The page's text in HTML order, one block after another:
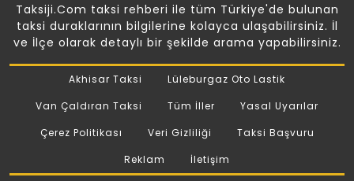
Taksiji.Com taksi rehberi ile tüm Türkiye'de bulunan
taksi duraklarının bilgilerine kolayca ulaşabilirsiniz. İl
ve İlçe olarak detaylı bir şekilde arama yapabilirsiniz.
Akhisar Taksi
Lüleburgaz Oto Lastik
Van Çaldıran Taksi
Tüm İller
Yasal Uyarılar
Çerez Politikası
Veri Gizliliği
Taksi Başvuru
Reklam
İletişim